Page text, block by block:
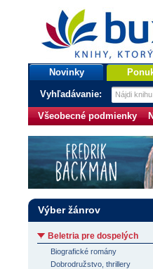
bux.sk
knihy, ktorými žijete
Úvodná stránka
Novinky
Vyhľadávanie:
Všeobecné podmienky
Výber žánrov
Beletria pre dospelých
Biografické romány
Dobrodružstvo, thrillery